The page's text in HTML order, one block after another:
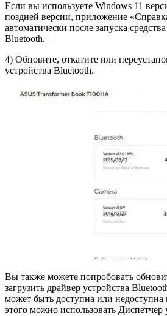
Если вы используете Windows 11
поздней версии, приложение
автоматически после запуска
Bluetooth.
4) Обновите, откатите или
устройства Bluetooth.
Вы также можете попробовать
загрузить драйвер устройства
может быть доступна или
этого можно использовать Диспетчер